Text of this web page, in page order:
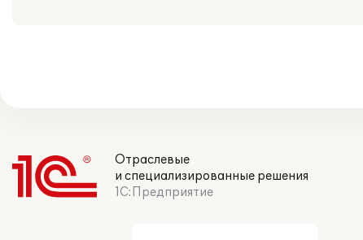
Отраслевые
и специализированные решения
1С:Предприятие